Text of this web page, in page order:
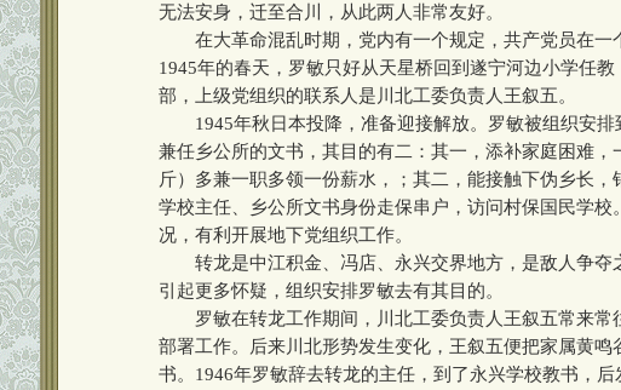
无法安身，迁至合川，从此两人非常友好。
在大革命混乱时期，党内有一个规定，共产党员在一
1945年的春天，罗敏只好从天星桥回到遂宁河边小学任
部，上级党组织的联系人是川北工委负责人王叙五。
1945年秋日本投降，准备迎接解放。罗敏被组织安排
兼任乡公所的文书，其目的有二：其一，添补家庭困难
斤）多兼一职多领一份薪水，；其二，能接触下伪乡长
学校主任、乡公所文书身份走保串户，访问村保国民学
况，有利开展地下党组织工作。
转龙是中江积金、冯店、永兴交界地方，是敌人争夺
引起更多怀疑，组织安排罗敏去有其目的。
罗敏在转龙工作期间，川北工委负责人王叙五常来常
部署工作。后来川北形势发生变化，王叙五便把家属黄
书。1946年罗敏辞去转龙的主任，到了永兴学校教书，